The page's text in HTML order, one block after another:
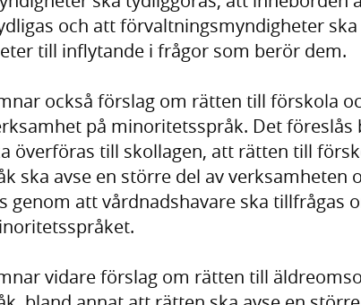
och att förvaltningsmyndigheter
till inflytande i frågor som berör dem.
också förslag om rätten till förskola
på minoritetsspråk. Det föreslås
överföras till skollagen, att rätten till
ska avse en större del av verksamheten
genom att vårdnadshavare ska tillfrågas
vidare förslag om rätten till